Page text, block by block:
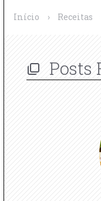
Início › Receitas
Posts